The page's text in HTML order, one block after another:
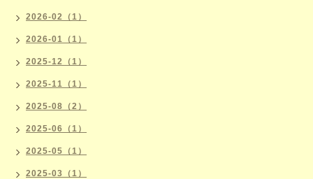
2026-02（1）
2026-01（1）
2025-12（1）
2025-11（1）
2025-08（2）
2025-06（1）
2025-05（1）
2025-03（1）